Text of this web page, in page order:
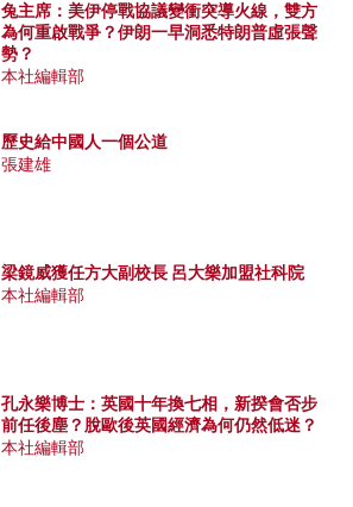
兔主席：美伊停戰協議變衝突導火線，雙方
為何重啟戰爭？伊朗一早洞悉特朗普虛張聲
勢？
本社編輯部
歷史給中國人一個公道
張建雄
梁鏡威獲任方大副校長 呂大樂加盟社科院
本社編輯部
孔永樂博士：英國十年換七相，新揆會否步
前任後塵？脫歐後英國經濟為何仍然低迷？
本社編輯部